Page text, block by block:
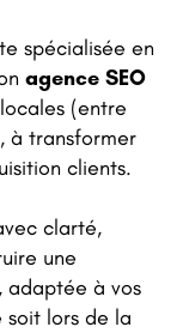
spécialisée en
agence SEO
(entre
à transformer
clients.
clarté,
une
adaptée à vos
lors de la